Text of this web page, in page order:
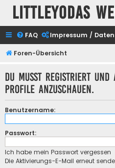
Littleyodas
FAQ Impressum /
Foren-Übersicht
Du musst registriert und
Profile anzuschauen.
Benutzername:
Passwort:
Ich habe mein Passwort vergessen
Die Aktivierungs-E-Mail erneut